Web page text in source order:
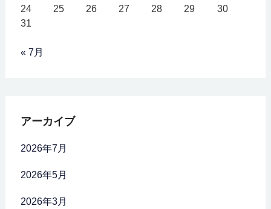
24 25 26 27 28 29
30
31
« 7月
アーカイブ
2026年7月
2026年5月
2026年3月